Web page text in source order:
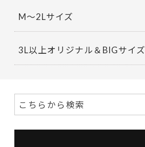
M～2Lサイズ
3L以上オリジナル＆BIGサイズ